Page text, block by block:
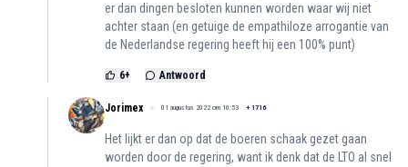
er dan dingen besloten kunnen worden waar wij niet
achter staan (en getuige de empathiloze arrogantie van
de Nederlandse regering heeft hij een 100% punt)
6+ Antwoord
Jorimex 01 augustus 2022 om 10:53 + 1716
Het lijkt er dan op dat de boeren schaak gezet gaan
worden door de regering, want ik denk dat de LTO al snel